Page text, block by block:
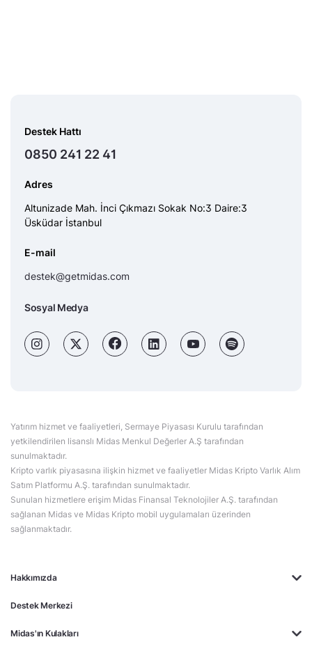
Hakkımızda
Destek Merkezi
Midas'ın Kulakları
Destek Hattı
0850 241 22 41
Adres
Altunizade Mah. İnci Çıkmazı Sokak No:3 Daire:3
Üsküdar İstanbul
E-mail
destek@getmidas.com
Sosyal Medya
Yatırım hizmet ve faaliyetleri, Sermaye Piyasası Kurulu tarafından
yetkilendirilen lisanslı Midas Menkul Değerler A.Ş tarafından
sunulmaktadır.
Kripto varlık piyasasına ilişkin hizmet ve faaliyetler Midas Kripto Varlık Alım
Satım Platformu A.Ş. tarafından sunulmaktadır.
Sunulan hizmetlere erişim Midas Finansal Teknolojiler A.Ş. tarafından
sağlanan Midas ve Midas Kripto mobil uygulamaları üzerinden
sağlanmaktadır.